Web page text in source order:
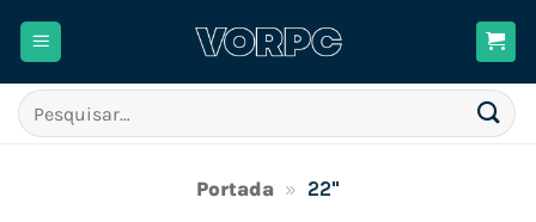
Pesquisar
por:
Portada » 22"